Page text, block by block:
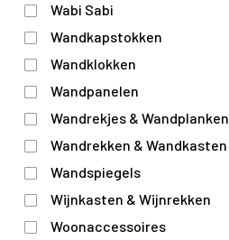
Wabi Sabi
Wandkapstokken
Wandklokken
Wandpanelen
Wandrekjes & Wandplanken
Wandrekken & Wandkasten
Wandspiegels
Wijnkasten & Wijnrekken
Woonaccessoires